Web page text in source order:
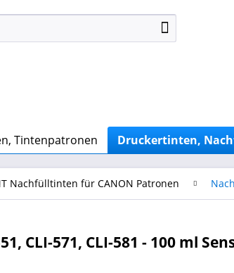
Tintenpatronen Druckertinten,
Nachfülltinten für CANON Patronen
CLI-571, CLI-581 - 100 ml